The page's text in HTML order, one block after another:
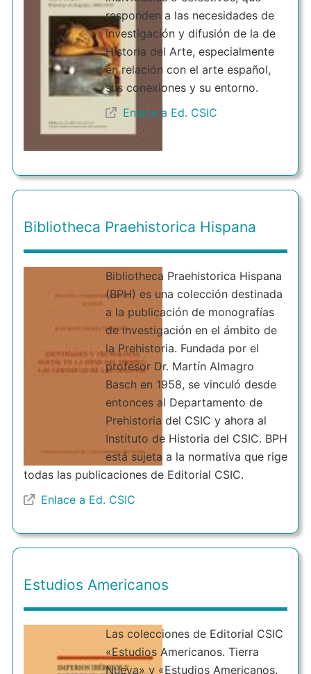
responden a las necesidades de
investigación y difusión de la de
Historia del Arte, especialmente
en relación con el arte español,
sus conexiones y su entorno.
Enlace a Ed. CSIC
Bibliotheca Praehistorica Hispana
Bibliotheca Praehistorica Hispana
(BPH) es una colección destinada
a la publicación de monografías
de investigación en el ámbito de
la Prehistoria. Fundada por el
profesor Dr. Martín Almagro
Basch en 1958, se vinculó desde
entonces al Departamento de
Prehistoria del CSIC y ahora al
Instituto de Historia del CSIC. BPH
está sujeta a la normativa que rige
todas las publicaciones de Editorial CSIC.
Enlace a Ed. CSIC
Estudios Americanos
Las colecciones de Editorial CSIC
«Estudios Americanos. Tierra
Nueva» y «Estudios Americanos.